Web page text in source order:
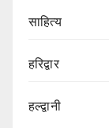
साहित्य
हरिद्वार
हल्द्वानी